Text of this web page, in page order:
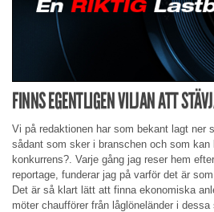
FINNS EGENTLIGEN VILJAN ATT
Vi på redaktionen har som bekant lagt ner
sådant som sker i branschen och som kan
konkurrens?. Varje gång jag reser hem
reportage, funderar jag på varför det är som
Det är så klart lätt att finna ekonomiska
möter chaufförer från låglöneländer i